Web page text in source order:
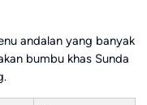
andalan yang banyak
bumbu khas Sunda